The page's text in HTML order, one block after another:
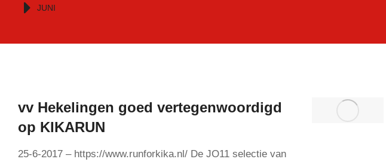
Je bent hier:
JUNI
vv Hekelingen goed vertegenwoordigd
op KIKARUN
25-6-2017 – https://www.runforkika.nl/ De JO11 selectie van